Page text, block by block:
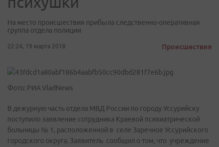
На место происшествия прибыла следственно-оперативная
группа отдела полиции
22:24, 19 марта 2018 Происшествия
Фото: РИА VladNews
В дежурную часть отдела МВД России по городу Уссурийску
поступило заявление сотрудника Краевой психиатрической
больницы № 1, расположенной в селе Заречное Уссурийского
городского округа. Заявитель сообщил о том, что учреждение